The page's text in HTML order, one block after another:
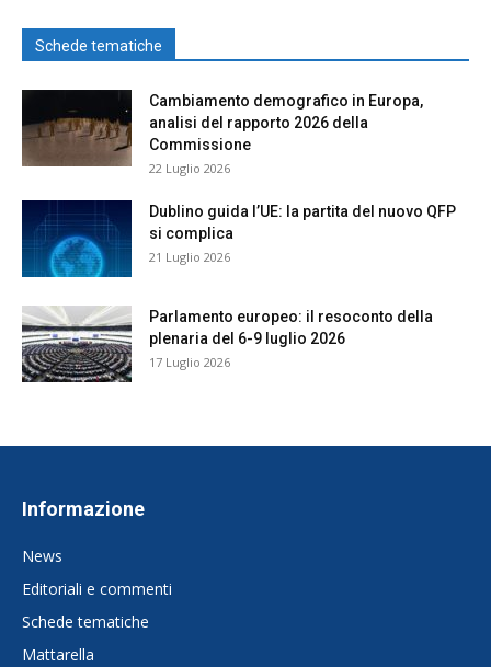
Schede tematiche
Cambiamento demografico in Europa,
analisi del rapporto 2026 della
Commissione
22 Luglio 2026
Dublino guida l’UE: la partita del nuovo QFP
si complica
21 Luglio 2026
Parlamento europeo: il resoconto della
plenaria del 6-9 luglio 2026
17 Luglio 2026
Informazione
News
Editoriali e commenti
Schede tematiche
Mattarella